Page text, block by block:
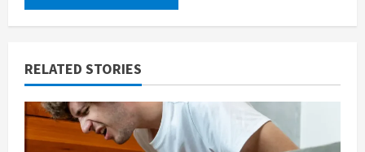
RELATED STORIES